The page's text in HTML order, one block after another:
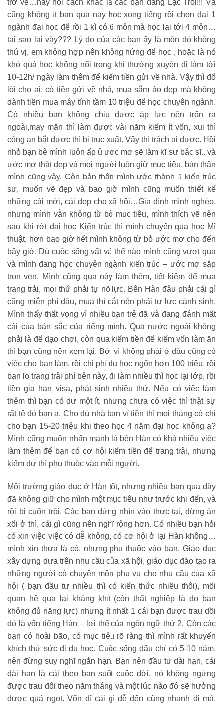
trở về…hay nói cách khác là các bạn đang Lạc Trôi!!! Và
cũng không ít bạn qua nay học xong tiếng rồi chọn đại 1
ngành đại học để rồi 1 kì có 6 môn mà học lại tới 4 môn…
tại sao lại vậy??? Lý do của các bạn ấy là môn đó không
thú vị, em không hợp nên không hứng để học , hoặc là nó
khó quá học không nổi trong khi thường xuyên đi làm tới
10-12h/ ngày làm thêm để kiếm tiền gửi về nhà. Vậy thì đổ
lội cho ai, có tiền gửi về nhà, mua sắm áo đẹp mà không
dành tiền mua máy tính tầm 10 triệu để học chuyên ngành.
Có nhiều bạn không chịu được áp lực nên trốn ra
ngoài,may mắn thì làm được vài năm kiếm ít vốn, xui thì
công an bắt được thì bị trục xuất. Vậy thì trách ai được. Hồi
nhỏ bạn bè mình luôn ấp ủ ươc mơ sẽ làm kĩ sư bác sĩ.. và
ước mơ thật đẹp và moi người luôn giữ mục tiêu, bản thân
mình cũng vậy. Còn bản thân mình ước thành 1 kiến trúc
sư, muốn vẽ đẹp và bao giờ mình cũng muốn thiết kế
những cái mới, cái đẹp cho xã hội…Gia đình mình nghèo,
nhưng mình vẫn không từ bỏ muc tiêu, mình thích vẽ nên
sau khi rớt đại học Kiến trúc thì mình chuyển qua học Mĩ
thuật, hơn bao giờ hết mình không từ bỏ ước mơ cho đến
bây giờ. Dù cuộc sống vất vả thế nào mình cũng vượt qua
và mình đang học chuyên ngành kiến trúc – ước mơ sắp
trọn vẹn. Mình cũng qua này làm thêm, tiết kiệm để mua
trang trải, mọi thứ phải tự nõ lực. Bên Hàn đâu phải cái gì
cũng miễn phí đâu, mua thì đắt nên phải tự lực cánh sinh.
Mình thấy thất vọng vì nhiều bạn trẻ đã và đang đánh mất
cái của bản sắc của riếng mình. Qua nước ngoài không
phải là để dạo chơi, còn qua kiếm tiền để kiếm vốn làm ăn
thì bạn cũng nên xem lại. Bới vì không phải ở đâu cũng có
việc cho bạn làm, rồi chi phí du học ngốn hơn 100 triệu, rồi
bạn lo trang trải phí bên này, đi làm nhiều thì học lại lớp, rồi
tiền gia hạn visa, phát sinh nhiều thứ. Nếu có việc làm
thêm thì bạn có dư một ít, nhưng chưa có việc thì thật sự
rất tệ đó bạn ạ. Cho dù nhà bạn ví tiền thì moi tháng có chi
cho bạn 15-20 triệu khi theo học 4 năm đại học không ạ?
Mình cũng muốn nhấn mạnh là bên Hàn có khá nhiều việc
làm thêm để bạn có cơ hội kiếm tiền để trang trải, nhưng
kiếm dư thì phụ thuộc vào mỗi người.
Môi trường giáo dục ở Hàn tốt, nhưng nhiều bạn qua đây
đã không giữ cho mình một mục tiêu như trước khi đến, và
rồi bị cuốn trôi. Các bạn đừng nhìn vào thực tại, đừng ăn
xổi ở thì, cái gì cũng nên nghĩ rộng hơn. Có nhiều bạn hỏi
có xin việc việc có dễ không, có cơ hội ở lại Hàn không…
mình xin thưa là có, nhưng phụ thuộc vào bạn. Giáo dục
xây dựng dưa trên nhu cầu của xã hội, giáo dục đào tạo ra
những người có chuyên môn phu vụ cho nhu cầu của xã
hội ( bạn đầu tư nhiều thì có kiến thức nhiều thôi), mối
quan hệ qua lại khăng khít (còn thất nghiêp là do ban
không đủ năng lực) nhưng ít nhất 1 cái bạn được trau dồi
đó là vốn tiếng Hàn – lợi thế của ngôn ngữ thứ 2. Còn các
bạn có hoài bão, có mục tiêu rõ ràng thì mình rất khuyến
khích thử sức đi du học. Cuộc sống đâu chỉ có 5-10 năm,
nên đừng suy nghĩ ngắn hạn. Bạn nên đầu tư dài hạn, cái
dài hạn là cái theo bạn suốt cuộc đời, nó không ngừng
được trau đôi theo năm tháng và một lúc nào đó sẽ hưởng
được quả ngọt. Vốn dĩ cái gì dễ đến cũng nhanh đi mà.